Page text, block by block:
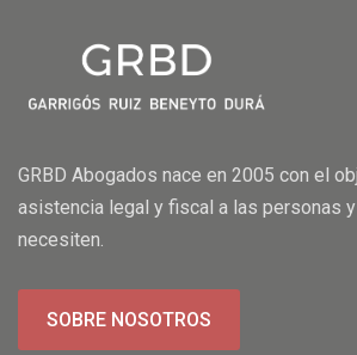
GRBD Abogados nace en 2005 con el
asistencia legal y fiscal a las personas
necesiten.
SOBRE NOSOTROS